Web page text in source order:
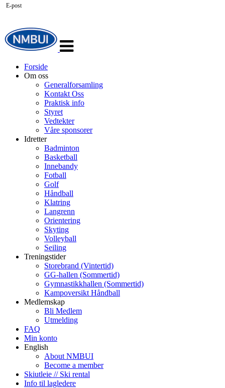
navigasjon
Forside
Om oss
Generalforsamling
Kontakt Oss
Praktisk info
Styret
Vedtekter
Våre sponsorer
Idretter
Badminton
Basketball
Innebandy
Fotball
Golf
Håndball
Klatring
Langrenn
Orientering
Skyting
Volleyball
Seiling
Treningstider
Storebrand (Vintertid)
GG-hallen (Sommertid)
Gymnastikkhallen (Sommertid)
Kampoversikt Håndball
Medlemskap
Bli Medlem
Utmelding
FAQ
Min konto
English
About NMBUI
Become a member
Skiutleie // Ski rental
Info til lagledere
E-post